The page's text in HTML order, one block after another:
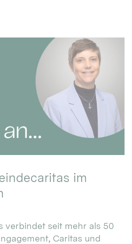
im
verbindet seit mehr als 50
Caritas und